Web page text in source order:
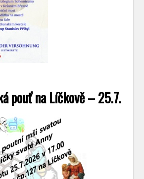
pouť na Líčkově – 25.7.